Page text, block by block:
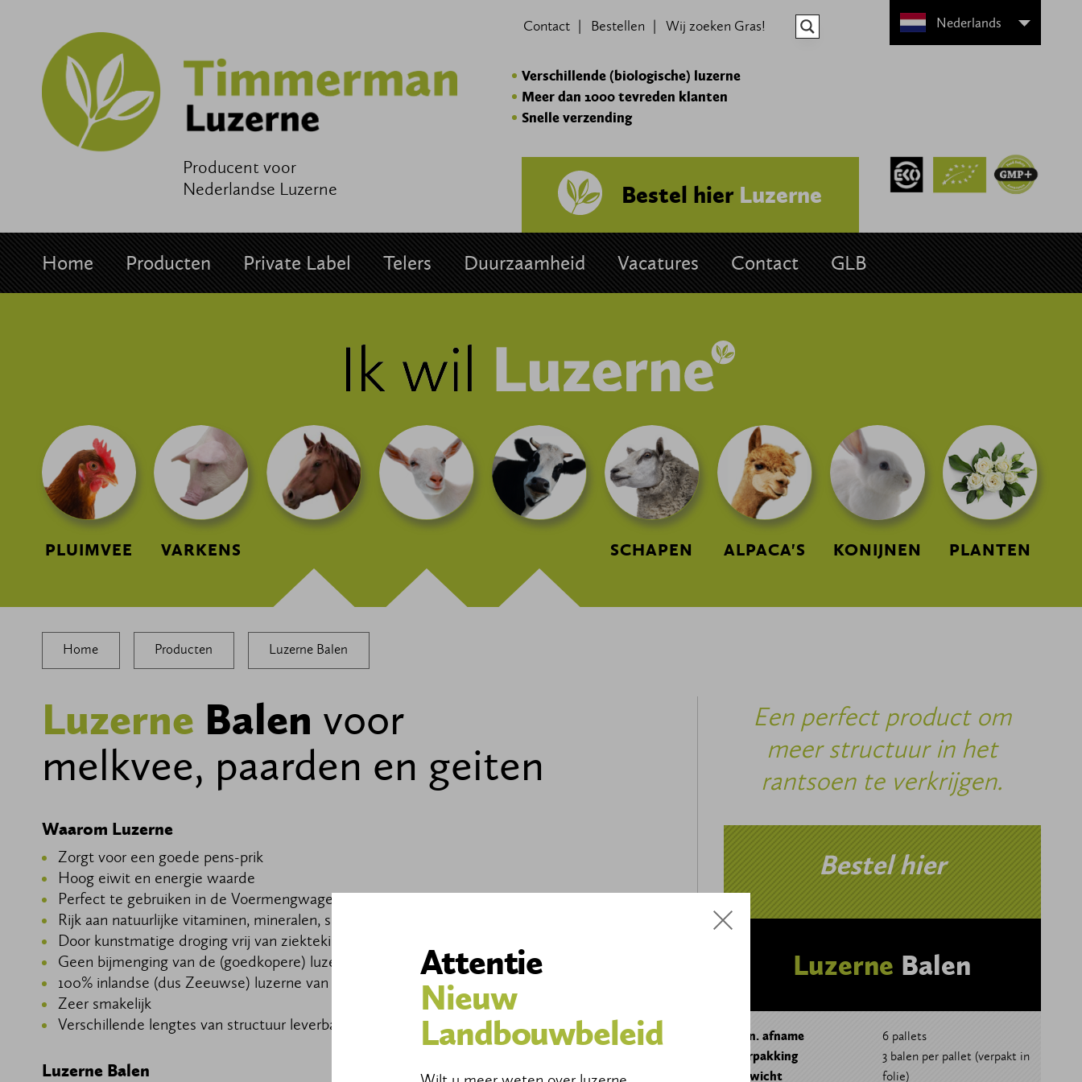
Producent voor
Nederlandse Luzerne
Contact Bestellen Wij zoeken Gras! Nederlands
Verschillende (biologische) luzerne
Meer dan 1000 tevreden klanten
Snelle verzending
Bestel hier Luzerne
Home Producten Private Label Telers Duurzaamheid Vacatures Contact GLB
PLUIMVEE VARKENS SCHAPEN ALPACA'S KONIJNEN PLANTEN
Home Producten Luzerne Balen
Luzerne Balen voor
melkvee, paarden en geiten
Waarom Luzerne
Zorgt voor een goede pens-prik
Hoog eiwit en energie waarde
Perfect te gebruiken in de Voermengwagen
Rijk aan natuurlijke vitaminen, mineralen, sporenelementen en bestendig eiwit (16%).
Door kunstmatige droging vrij van ziektekiemen en para-tbc-bacteriën.
Geen bijmenging van de (goedkopere) luzerne brok
100% inlandse (dus Zeeuwse) luzerne van de gehele plant.
Zeer smakelijk
Verschillende lengtes van structuur leverbaar
Luzerne Balen
Een perfect product om
meer structuur in het
rantsoen te verkrijgen.
Bestel hier
Luzerne Balen
Min. afname
Verpakking
Gewicht
6 pallets
3 balen per pallet (verpakt in
folie)
Attentie
Nieuw
Landbouwbeleid